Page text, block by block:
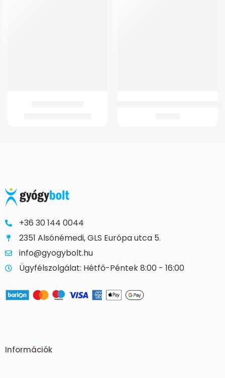
+36 30 144 0044
2351 Alsónémedi, GLS Európa utca 5.
info@gyogybolt.hu
Ügyfélszolgálat: Hétfő-Péntek 8:00 - 16:00
Információk